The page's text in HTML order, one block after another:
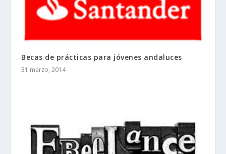
Becas de prácticas para jóvenes andaluces
31 marzo, 2014